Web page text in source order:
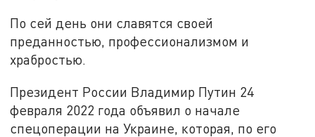
По сей день они славятся своей
преданностью, профессионализмом и
храбростью.
Президент России Владимир Путин 24
февраля 2022 года объявил о начале
спецоперации на Украине, которая, по его